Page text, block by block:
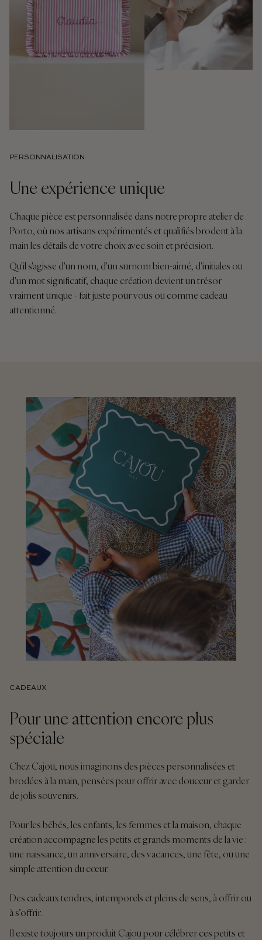
PERSONNALISATION
Une expérience unique
Chaque pièce est personnalisée dans notre propre atelier de
Porto, où nos artisans expérimentés et qualifiés brodent à la
main les détails de votre choix avec soin et précision.
Qu'il s'agisse d'un nom, d'un surnom bien-aimé, d'initiales ou
d'un mot significatif, chaque création devient un trésor
vraiment unique - fait juste pour vous ou comme cadeau
attentionné.
CADEAUX
Pour une attention encore plus
spéciale
Chez Cajou, nous imaginons des pièces personnalisées et
brodées à la main, pensées pour offrir avec douceur et garder
de jolis souvenirs.
Pour les bébés, les enfants, les femmes et la maison, chaque
création accompagne les petits et grands moments de la vie :
une naissance, un anniversaire, des vacances, une fête, ou une
simple attention du cœur.
Des cadeaux tendres, intemporels et pleins de sens, à offrir ou
à s’offrir.
Il existe toujours un produit Cajou pour célébrer ces petits et